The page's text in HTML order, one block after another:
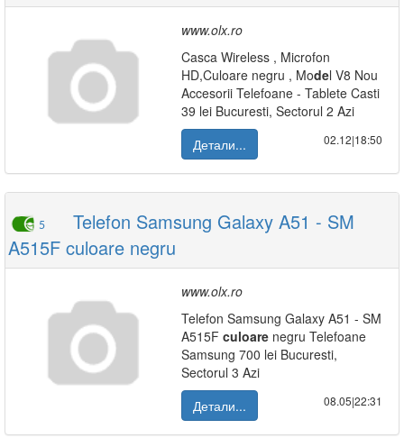
www.olx.ro
Casca Wireless , Microfon
HD,Culoare negru , Model V8 Nou
Accesorii Telefoane - Tablete Casti
39 lei Bucuresti, Sectorul 2 Azi
Детали...
02.12|18:50
5
Telefon Samsung Galaxy A51 - SM
A515F culoare negru
www.olx.ro
Telefon Samsung Galaxy A51 - SM
A515F culoare negru Telefoane
Samsung 700 lei Bucuresti,
Sectorul 3 Azi
Детали...
08.05|22:31